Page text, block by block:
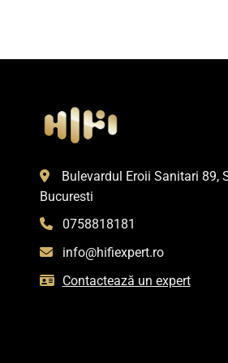
Bulevardul Eroii Sanitari 89,
Bucuresti
0758818181
info@hifiexpert.ro
Contactează un expert